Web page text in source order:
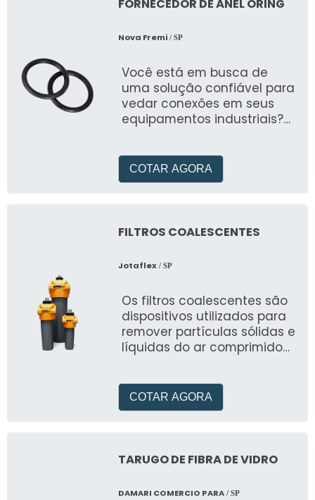
FORNECEDOR DE ANEL ORING
Nova Fremi/ SP
Você está em busca de
uma solução confiável para
vedar conexões em seus
equipamentos industriais?
COTAR AGORA
FILTROS COALESCENTES
Jotaflex/ SP
Os filtros coalescentes são
dispositivos utilizados para
remover partículas sólidas e
líquidas do ar comprimido
COTAR AGORA
TARUGO DE FIBRA DE VIDRO
DAMARI COMERCIO PARA/ SP